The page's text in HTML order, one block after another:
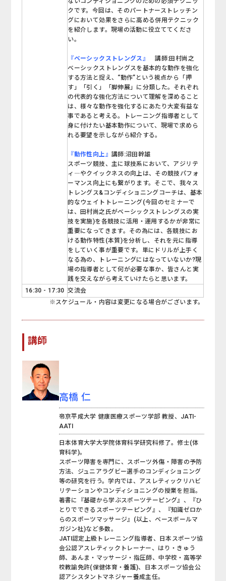
クです。今回は、そのパートナーストレッチン
グにおいて効果をさらに高める併用テクニック
を紹介します。現場の活動に役立ててくださ
い。
『ベーシックストレングス』
講師:田村尚之
ベーシックストレングスを基本的な動作を強化
する方法と捉え、“動作”という視点から「押
す」「引く」「脚伸展」に分類した。それぞれ
の代表的な強化方法について理解を深めること
は、様々な動作を強化するにあたり大変有益な
事であると考える。トレーニング指導者として
身に付けたい基本動作について、現場で求めら
れる要望を示しながら紹介する。
『動作性向上』 講師:沼田幹雄
スポーツ競技、主に球技系において、アジリテ
ィ―やクイックネスの向上は、その競技パフォ
ーマンス向上にも繋がります。そこで、我々ス
トレングス&コンディショニングコーチは、基本
的なウェイトトレーニング(今回のセミナーで
は、田村尚之氏がベーシックストレングスの実
技を実施)を各競技に活用・運用するかが非常に
重要になってきます。その為には、各競技にお
ける動作特性(本質)を分析し、それを元に指導
をしていく事が重要です。単にドリルが上手く
なる為の、トレーニングにはなっていないか?現
場の指導者として何が必要な事か、皆さんと実
践を交えながら考えていけたらと思います。
16:30 - 17:30 交流会
※スケジュール・内容は変更になる場合がございます。
講師
高橋 仁
帝京平成大学 健康医療スポーツ学部 教授、JATI-
AATI
日本体育大学大学院体育科学研究科修了。修士(体
育科学)。
スポーツ障害を専門に、スポーツ外傷・障害の予防
方法、ジュニアラグビー選手のコンディショニング
等の研究を行う。学内では、アスレティックリハビ
リテーションやコンディショニングの授業を担当。
著書に『基礎から学ぶスポーツテーピング』、『ひ
とりでできるスポーツテーピング』、『知識ゼロか
らのスポーツマッサージ』(以上、ベースボールマ
ガジン社)など多数。
JATI認定上級トレーニング指導者、日本スポーツ協
会公認アスレティックトレーナー、はり・きゅう
師、あんま・マッサージ・指圧師、中学校・高等学
校教諭免許(保健体育・養護)、日本スポーツ協会公
認アシスタントマネジャー養成主任。